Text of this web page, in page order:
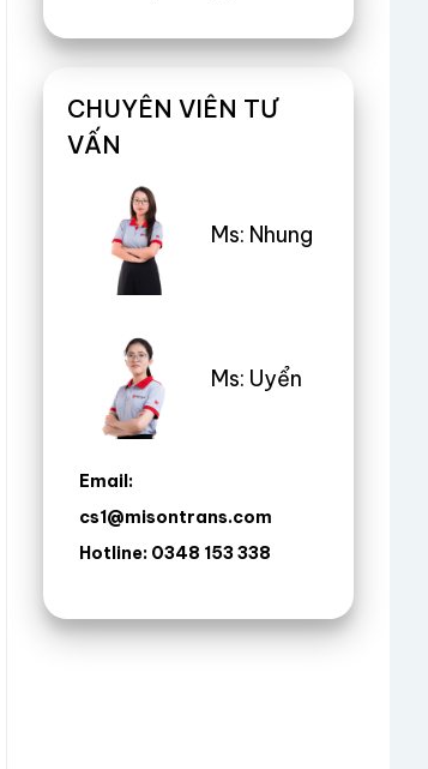
CHUYÊN VIÊN TƯ
VẤN
Ms: Nhung
Ms: Uyển
Email:
cs1@misontrans.com
Hotline: 0348 153 338